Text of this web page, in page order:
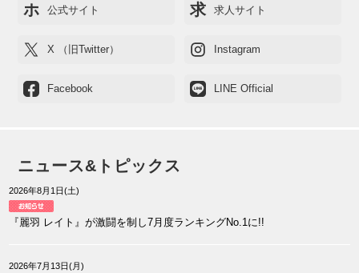
ホ
公式サイト 求 求人サイト
X （旧Twitter） Instagram
Facebook LINE Official
ニュース&トピックス
2026年8月1日(土)
『麗羽 レイト』が激闘を制し7月度ランキングNo.1に!!
2026年7月13日(月)